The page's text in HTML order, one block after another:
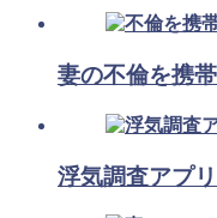
妻の不倫を携
浮気調査アプ